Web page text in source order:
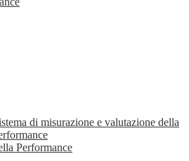
di misurazione e valutazione della
Performance